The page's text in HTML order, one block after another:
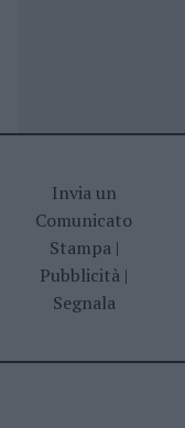
Invia un
Comunicato
Stampa|
Pubblicità |
Segnala